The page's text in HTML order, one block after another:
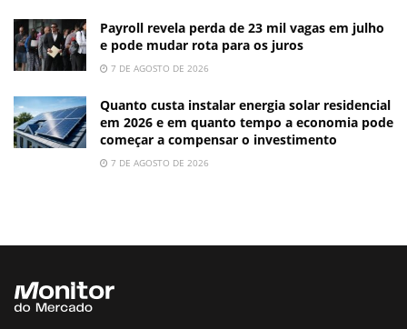
Payroll revela perda de 23 mil vagas em julho
e pode mudar rota para os juros
7 DE AGOSTO DE 2026
Quanto custa instalar energia solar residencial
em 2026 e em quanto tempo a economia pode
começar a compensar o investimento
7 DE AGOSTO DE 2026